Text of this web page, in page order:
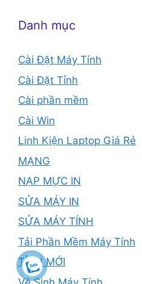
Danh mục
Cài Đặt Máy Tính
Cài Đặt Tỉnh
Cài phần mềm
Cài Win
Linh Kiện Laptop Giá Rẻ
MẠNG
NẠP MỰC IN
SỬA MÁY IN
SỬA MÁY TÍNH
Tải Phần Mềm Máy Tính
TỈNH MỚI